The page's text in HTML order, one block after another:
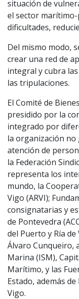
situación de
el sector
dificultades,
Del mismo modo,
crear una red de
integral y cubra
las tripulaciones.
El Comité de
presidido por la
integrado por
la organización no
atención de
la Federación
representa los
mundo, la
Vigo (ARVI);
consignatarias y
de Pontevedra
del Puerto y Ría
Álvaro Cunqueiro,
Marina (ISM),
Marítimo, y las
Estado, además
Vigo.